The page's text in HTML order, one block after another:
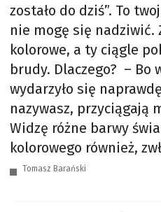
zostało do dziś”. To
nie mogę się nadziwić.
kolorowe, a ty ciągle
brudy. Dlaczego? – Bo
wydarzyło się
nazywasz, przyciągają
Widzę różne barwy
kolorowego również,
Tomasz Barański